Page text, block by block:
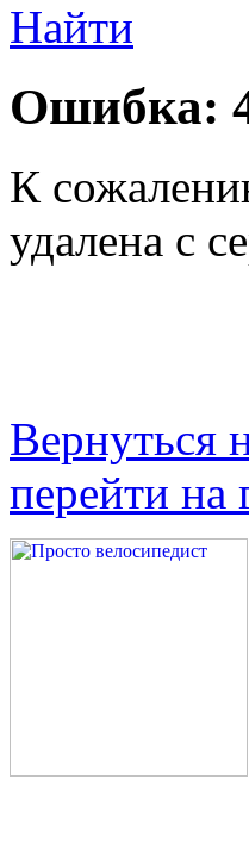
Найти
Ошибка:
К
удалена с
Вернуться
перейти на